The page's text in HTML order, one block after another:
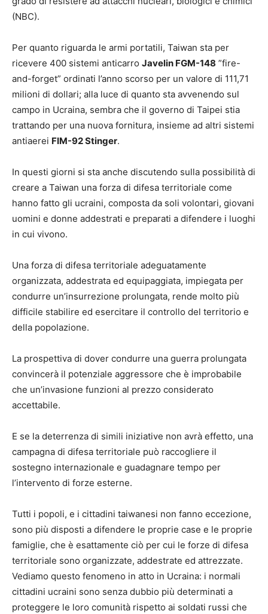
(NBC).
Per quanto riguarda le armi portatili, Taiwan sta per
ricevere 400 sistemi anticarro Javelin FGM-148 ”fire-
and-forget” ordinati l’anno scorso per un valore di 111,71
milioni di dollari; alla luce di quanto sta avvenendo sul
campo in Ucraina, sembra che il governo di Taipei stia
trattando per una nuova fornitura, insieme ad altri sistemi
antiaerei FIM-92 Stinger.
In questi giorni si sta anche discutendo sulla possibilità di
creare a Taiwan una forza di difesa territoriale come
hanno fatto gli ucraini, composta da soli volontari, giovani
uomini e donne addestrati e preparati a difendere i luoghi
in cui vivono.
Una forza di difesa territoriale adeguatamente
organizzata, addestrata ed equipaggiata, impiegata per
condurre un’insurrezione prolungata, rende molto più
difficile stabilire ed esercitare il controllo del territorio e
della popolazione.
La prospettiva di dover condurre una guerra prolungata
convincerà il potenziale aggressore che è improbabile
che un’invasione funzioni al prezzo considerato
accettabile.
E se la deterrenza di simili iniziative non avrà effetto, una
campagna di difesa territoriale può raccogliere il
sostegno internazionale e guadagnare tempo per
l’intervento di forze esterne.
Tutti i popoli, e i cittadini taiwanesi non fanno eccezione,
sono più disposti a difendere le proprie case e le proprie
famiglie, che è esattamente ciò per cui le forze di difesa
territoriale sono organizzate, addestrate ed attrezzate.
Vediamo questo fenomeno in atto in Ucraina: i normali
cittadini ucraini sono senza dubbio più determinati a
proteggere le loro comunità rispetto ai soldati russi che